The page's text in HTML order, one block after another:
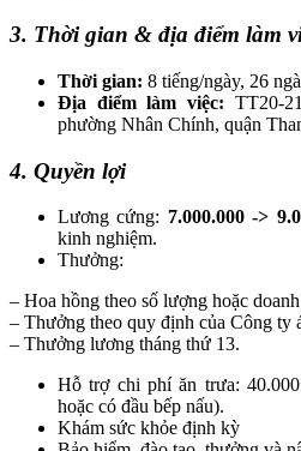
3. Thời gian & địa điểm làm
Thời gian: 8 tiếng/ngày, 26
Địa điểm làm việc: TT20-
phường Nhân Chính, quận
4. Quyền lợi
Lương cứng: 7.000.000 ->
kinh nghiệm.
Thưởng:
– Hoa hồng theo số lượng hoặc
– Thưởng theo quy định của Công ty
– Thưởng lương tháng thứ 13.
Hỗ trợ chi phí ăn trưa:
hoặc có đầu bếp nấu).
Khám sức khỏe định kỳ